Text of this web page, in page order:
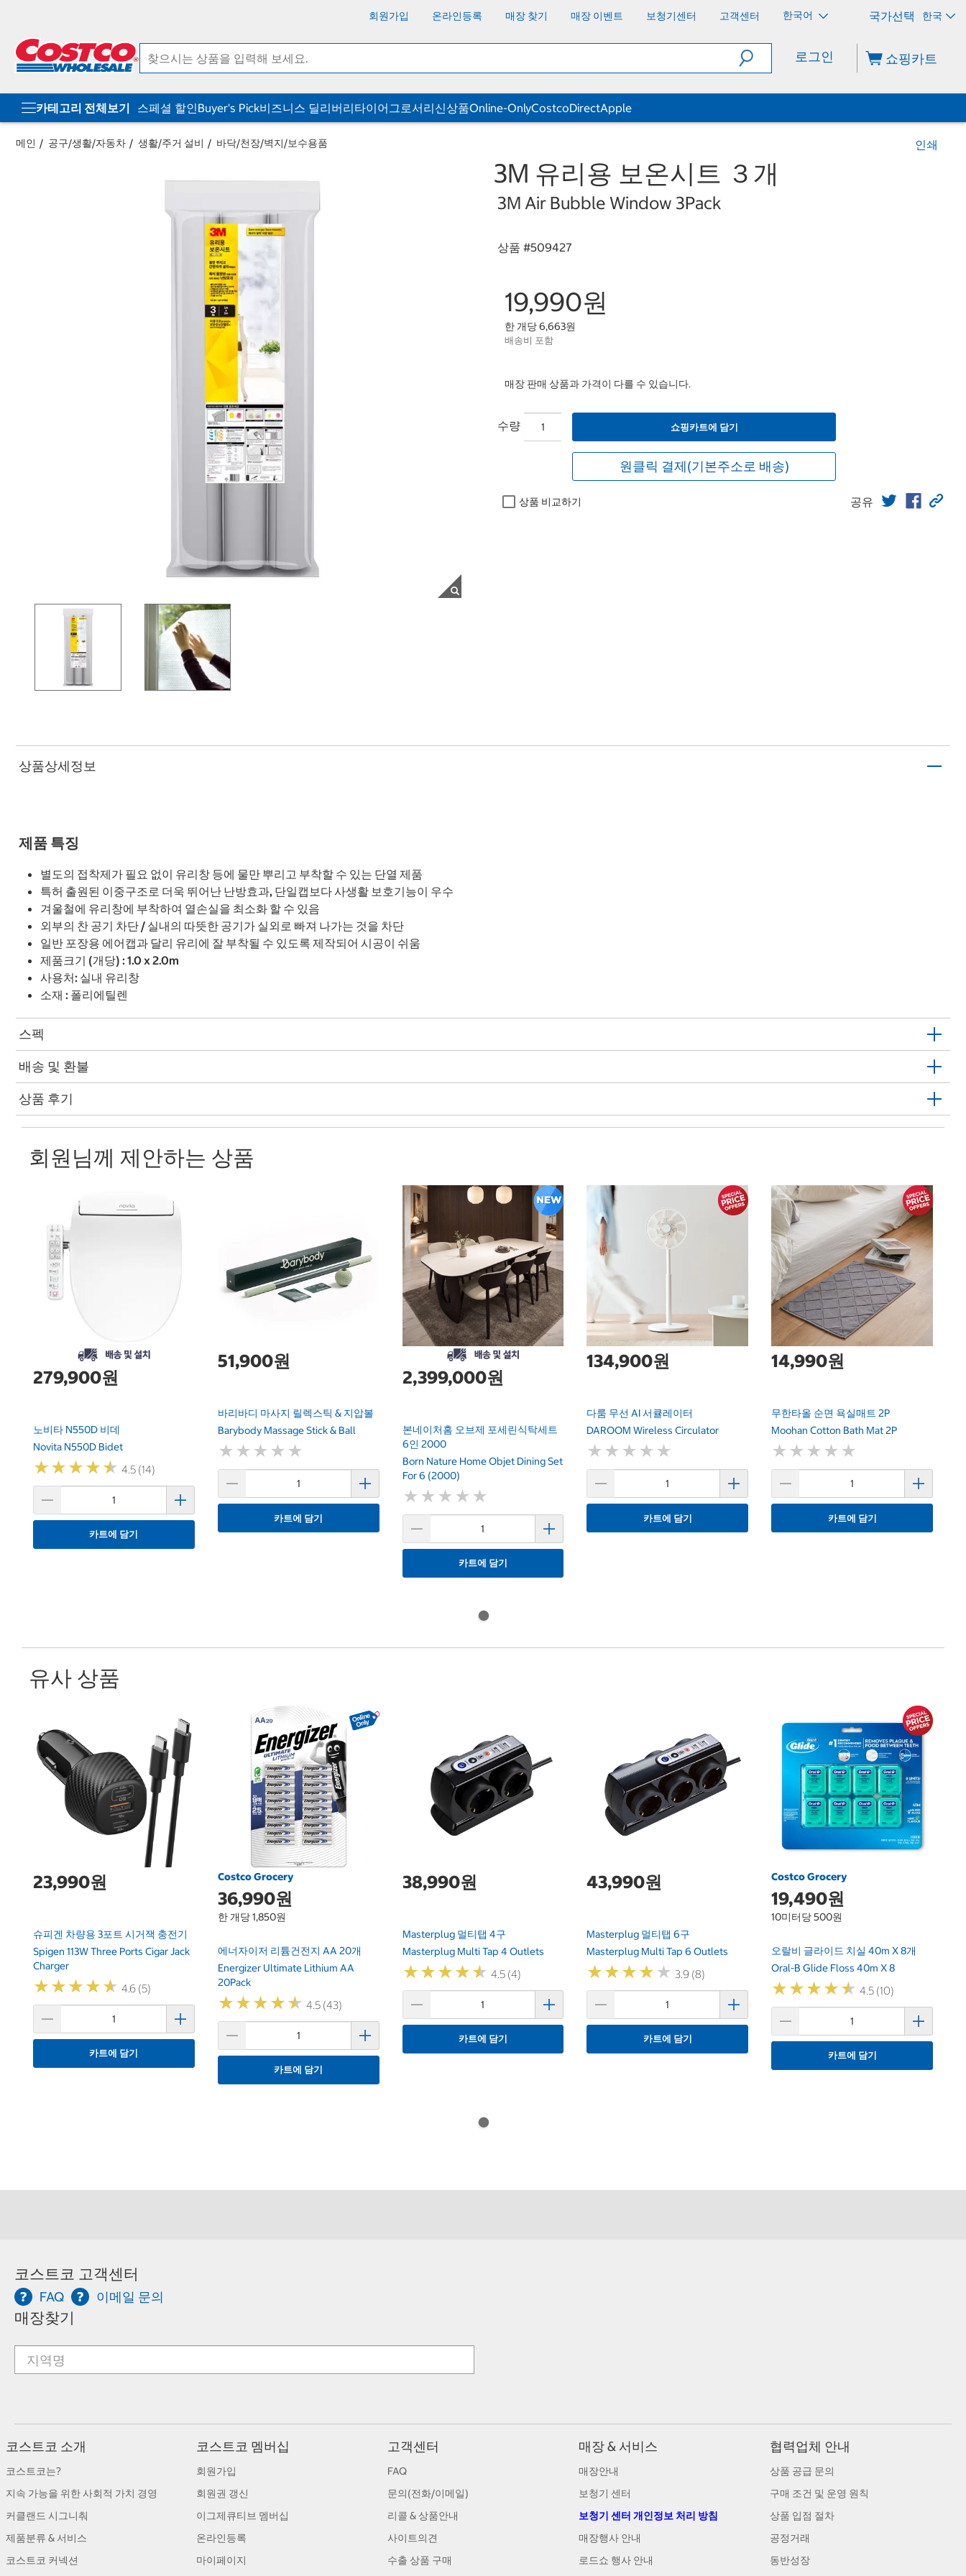
회원가입 온라인등록 매장 찾기 매장 이벤트 보청기센터 고객센터 한국어 한국
로그인 쇼핑카트
카테고리 전체보기 스페셜 할인Buyer's Pick비즈니스 딜리버리타이어그로서리신상품Online-OnlyCostcoDirectApple
메인 공구/생활/자동차 생활/주거 설비 바닥/천장/벽지/보수용품 인쇄
3M 유리용 보온시트 ３개
3M Air Bubble Window 3Pack
상품 #509427
19,990원
한 개당 6,663원
배송비 포함
매장 판매 상품과 가격이 다를 수 있습니다.
수량 쇼핑카트에 담기
원클릭 결제(기본주소로 배송)
상품 비교하기 공유
상품상세정보
제품 특징
별도의 접착제가 필요 없이 유리창 등에 물만 뿌리고 부착할 수 있는 단열 제품
특허 출원된 이중구조로 더욱 뛰어난 난방효과, 단일캡보다 사생활 보호기능이 우수
겨울철에 유리창에 부착하여 열손실을 최소화 할 수 있음
외부의 찬 공기 차단 / 실내의 따뜻한 공기가 실외로 빠져 나가는 것을 차단
일반 포장용 에어캡과 달리 유리에 잘 부착될 수 있도록 제작되어 시공이 쉬움
제품크기 (개당) : 1.0 x 2.0m
사용처: 실내 유리창
소재 : 폴리에틸렌
스펙
배송 및 환불
상품 후기
회원님께 제안하는 상품
279,900원
노비타 N550D 비데
Novita N550D Bidet
★★★★★
★★★★★ 4.5 (14)
카트에 담기
51,900원
바리바디 마사지 릴렉스틱 & 지압볼
Barybody Massage Stick & Ball
★ ★ ★ ★ ★
★ ★ ★ ★ ★
카트에 담기
2,399,000원
본네이처홈 오브제 포세린식탁세트
6인 2000
Born Nature Home Objet Dining Set
For 6 (2000)
★ ★ ★ ★ ★
★ ★ ★ ★ ★
카트에 담기
134,900원
다룸 무선 AI 서큘레이터
DAROOM Wireless Circulator
★ ★ ★ ★ ★
★ ★ ★ ★ ★
카트에 담기
14,990원
무한타올 순면 욕실매트 2P
Moohan Cotton Bath Mat 2P
★ ★ ★ ★ ★
★ ★ ★ ★ ★
카트에 담기
유사 상품
23,990원
슈피겐 차량용 3포트 시거잭 충전기
Spigen 113W Three Ports Cigar Jack
Charger
★★★★★
★★★★★ 4.6 (5)
카트에 담기
Costco Grocery
36,990원
한 개당 1,850원
에너자이저 리튬건전지 AA 20개
Energizer Ultimate Lithium AA
20Pack
★★★★★
★★★★★ 4.5 (43)
카트에 담기
38,990원
Masterplug 멀티탭 4구
Masterplug Multi Tap 4 Outlets
★★★★★
★★★★★ 4.5 (4)
카트에 담기
43,990원
Masterplug 멀티탭 6구
Masterplug Multi Tap 6 Outlets
★★★★ ★
★★★★ ★ 3.9 (8)
카트에 담기
Costco Grocery
19,490원
10미터당 500원
오랄비 글라이드 치실 40m X 8개
Oral-B Glide Floss 40m X 8
★★★★★
★★★★★ 4.5 (10)
카트에 담기
코스트코 고객센터
FAQ 이메일 문의
매장찾기
코스트코 소개
코스트코는?
지속 가능을 위한 사회적 가치 경영
커클랜드 시그니춰
제품분류 & 서비스
코스트코 커넥션
코스트코 멤버십
회원가입
회원권 갱신
이그제큐티브 멤버십
온라인등록
마이페이지
고객센터
FAQ
문의(전화/이메일)
리콜 & 상품안내
사이트의견
수출 상품 구매
매장 & 서비스
매장안내
보청기 센터
보청기 센터 개인정보 처리 방침
매장행사 안내
로드쇼 행사 안내
협력업체 안내
상품 공급 문의
구매 조건 및 운영 원칙
상품 입점 절차
공정거래
동반성장